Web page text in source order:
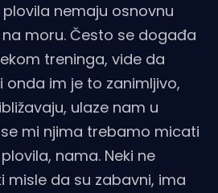
nemaju osnovnu
moru. Često se događa
treninga, vide da
im je to zanimljivo,
ulaze nam u
mi njima trebamo micati
nama. Neki ne
misle da su zabavni, ima